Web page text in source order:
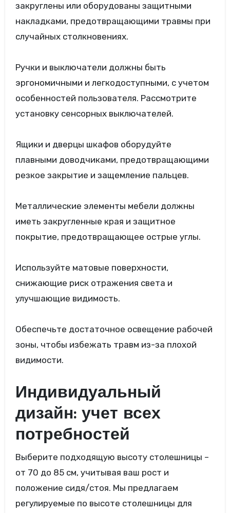
закруглены или оборудованы защитными
накладками, предотвращающими травмы при
случайных столкновениях.
Ручки и выключатели должны быть
эргономичными и легкодоступными, с учетом
особенностей пользователя. Рассмотрите
установку сенсорных выключателей.
Ящики и дверцы шкафов оборудуйте
плавными доводчиками, предотвращающими
резкое закрытие и защемление пальцев.
Металлические элементы мебели должны
иметь закругленные края и защитное
покрытие, предотвращающее острые углы.
Используйте матовые поверхности,
снижающие риск отражения света и
улучшающие видимость.
Обеспечьте достаточное освещение рабочей
зоны, чтобы избежать травм из-за плохой
видимости.
Индивидуальный
дизайн: учет всех
потребностей
Выберите подходящую высоту столешницы –
от 70 до 85 см, учитывая ваш рост и
положение сидя/стоя. Мы предлагаем
регулируемые по высоте столешницы для